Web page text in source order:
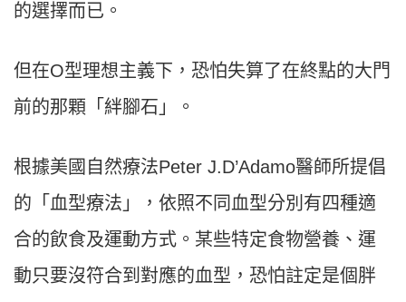
的選擇而已。
但在O型理想主義下， 恐怕失算了在終點的大門
前的那顆「絆腳石」。
根據美國自然療法Peter J.D’Adamo醫師所提倡
的「血型療法」，依照不同血型分別有四種適
合的飲食及運動方式。某些特定食物營養、運
動只要沒符合到對應的血型，恐怕註定是個胖